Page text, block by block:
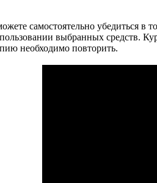
самостоятельно убедиться
выбранных средств.
необходимо повторить.